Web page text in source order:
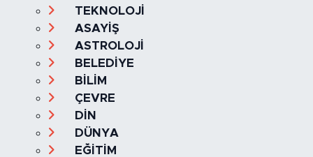
TEKNOLOJİ
ASAYİŞ
ASTROLOJİ
BELEDİYE
BİLİM
ÇEVRE
DİN
DÜNYA
EĞİTİM